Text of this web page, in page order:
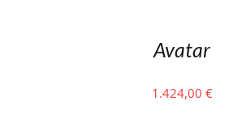
Avatar
1.424,00 €